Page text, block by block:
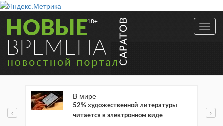
В мире
52% художественной литературы
читается в электронном виде